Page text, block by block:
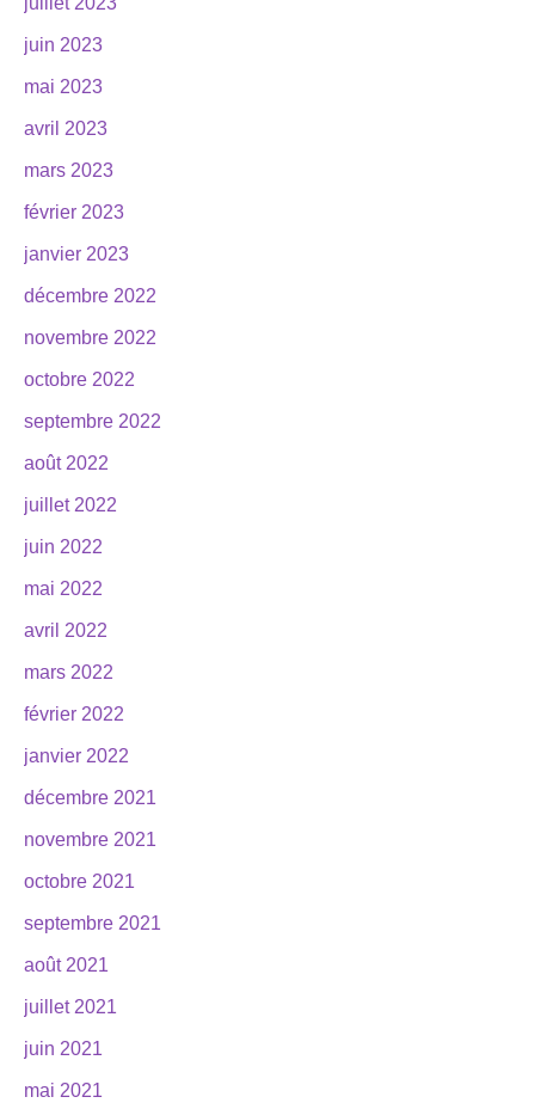
juin 2023
mai 2023
avril 2023
mars 2023
février 2023
janvier 2023
décembre 2022
novembre 2022
octobre 2022
septembre 2022
août 2022
juillet 2022
juin 2022
mai 2022
avril 2022
mars 2022
février 2022
janvier 2022
décembre 2021
novembre 2021
octobre 2021
septembre 2021
août 2021
juillet 2021
juin 2021
mai 2021